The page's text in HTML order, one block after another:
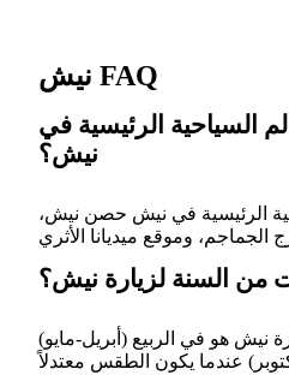
نيش FAQ
السياحية الرئيسية في
نيش؟
الرئيسية في نيش حصن نيش،
من السنة لزيارة نيش؟
نيش هو في الربيع (أبريل-مايو)
عندما يكون الطقس معتدلاً